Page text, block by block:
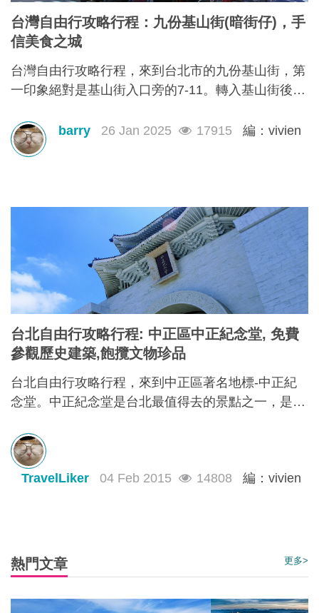
台灣自由行攻略行程：九份基山街(暗街仔)，手
信美食之城
台灣自由行攻略行程，來到台北市的九份基山街，第
一印象絕對是基山街入口旁的7-11。轉入基山街後，
己，它本能地＂口不停蹄＂地吃著整條街上林立滿目
的美食。有深坑烤臭豆腐、九份傳統魚丸、綜合魚丸
大挑戰。
barry 26 Jan 2025 17915 編：vivien
台北自由行攻略行程: 中正區中正紀念堂, 免費
參觀歷史建築,飽攬文物珍品
台北自由行攻略行程，來到中正區著名地標-中正紀
念堂。中正紀念堂是台北最值得去的景點之一，是為
風格，定必令你眼界大開。中正紀念堂以中國庭園造
景為主要設計思路，藍白的色調代表了自由、平等。
除了參觀其各式各樣的建築風格，它另一個著名的表
TravelLiker 04 Feb 2015 14808 編：vivien
熱門文章 更多>